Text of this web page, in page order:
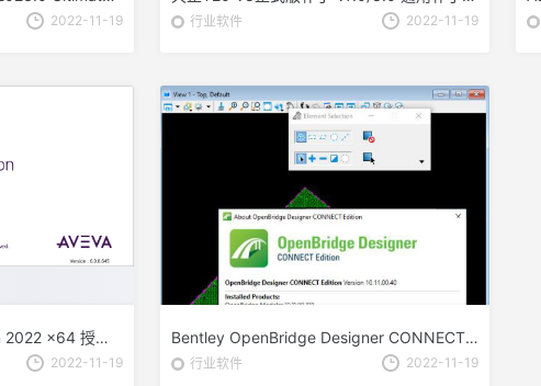
2022-11-19 行业软件 2022-11-19
AVEVA Process Simulation 2022 x64 授权激活版(附破解文件+安装教程)
2022-11-19
Bentley OpenBridge Designer CONNECT Edition 2022 R1 V10.11 64位破解版(附补丁)
行业软件 2022-11-19